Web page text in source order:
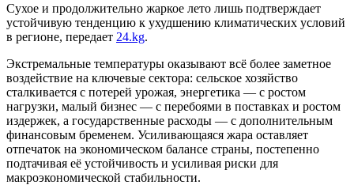
Сухое и продолжительно жаркое лето лишь подтверждает
устойчивую тенденцию к ухудшению климатических условий
в регионе, передает 24.kg.
Экстремальные температуры оказывают всё более заметное
воздействие на ключевые сектора: сельское хозяйство
сталкивается с потерей урожая, энергетика — с ростом
нагрузки, малый бизнес — с перебоями в поставках и ростом
издержек, а государственные расходы — с дополнительным
финансовым бременем. Усиливающаяся жара оставляет
отпечаток на экономическом балансе страны, постепенно
подтачивая её устойчивость и усиливая риски для
макроэкономической стабильности.